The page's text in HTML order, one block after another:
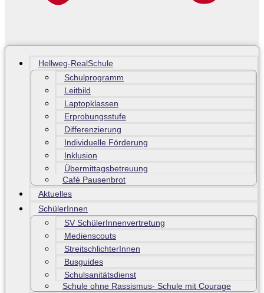
Hellweg-RealSchule
Schulprogramm
Leitbild
Laptopklassen
Erprobungsstufe
Differenzierung
Individuelle Förderung
Inklusion
Übermittagsbetreuung
Café Pausenbrot
Aktuelles
SchülerInnen
SV SchülerInnenvertretung
Medienscouts
StreitschlichterInnen
Busguides
Schulsanitätsdienst
Schule ohne Rassismus- Schule mit Courage